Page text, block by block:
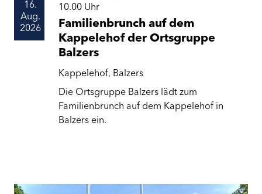
16.
Aug.
2026
10.00 Uhr
Familienbrunch auf dem
Kappelehof der Ortsgruppe
Balzers
Kappelehof, Balzers
Die Ortsgruppe Balzers lädt zum
Familienbrunch auf dem Kappelehof in
Balzers ein.